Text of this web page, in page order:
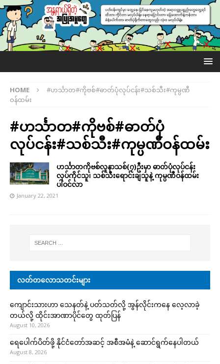
HOME
#ဟင်္သာတ#ကိုဗစ်#ဓာတ်ပုံလုပ်ငန်း#သစ်သီး#ကုမ္ပဏီ
ဝန်ထမ်း
#ဟင်္သာတ#ကိုဗစ်#ဓာတ်ပုံ
လုပ်ငန်း#သစ်သီး#ကုမ္ပဏီဝန်ထမ်း
ဟင်္သာတကိုဗစ်လူနာသစ်(၇)ဦးမှာ ဓာတ်ပုံလုပ်ငန်း
လုပ်ကိုင်သူ၊ သစ်သီးရောင်းချသူနဲ့ ကုမ္ပဏီဝန်ထမ်း
ပါဝင်လာ
January 22, 2021
လတ်တလောသတင်းများ
ကျောင်းသားဟာ သေနတ်နဲ့ ပတ်သတ်လို့ အွန်လိုင်းကနေ လေ့လာခဲ့
တယ်လို့ ထိုင်းအာဏာပိုင်တွေ ထုတ်ပြန်
August 10, 2026
ရေပေါက်ပိတ်ဖို့ နိုင်ငံတော်အဆင့် အစီအမံနဲ့ ဆောင်ရွက်နေပါတယ်
August 8, 2026